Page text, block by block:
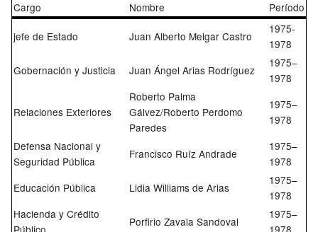
Cargo Nombre Período
jefe de Estado Juan Alberto Melgar Castro
1975-
1978
Gobernación y Justicia
Juan Ángel Arias Rodríguez
1975–
1978
Relaciones Exteriores
Roberto Palma
Gálvez/Roberto Perdomo
Paredes
1975–
1978
Defensa Nacional y
Seguridad Pública
Francisco Ruíz Andrade
1975–
1978
Educación Pública
Lidia Williams de Arias
1975–
1978
Hacienda y Crédito
Público
Porfirio Zavala Sandoval
1975–
1978